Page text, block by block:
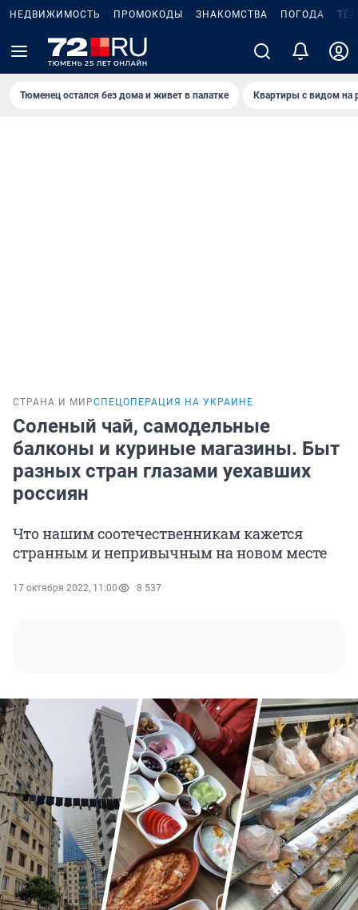
НЕДВИЖИМОСТЬ ПРОМОКОДЫ ЗНАКОМСТВА ПОГОДА
Тюменец остался без дома и живет в палатке Квартиры с видом на
СТРАНА И МИРСПЕЦОПЕРАЦИЯ НА УКРАИНЕ
Соленый чай, самодельные
балконы и куриные магазины. Быт
разных стран глазами уехавших
россиян
Что нашим соотечественникам кажется
странным и непривычным на новом месте
17 октября 2022, 11:00 8 537